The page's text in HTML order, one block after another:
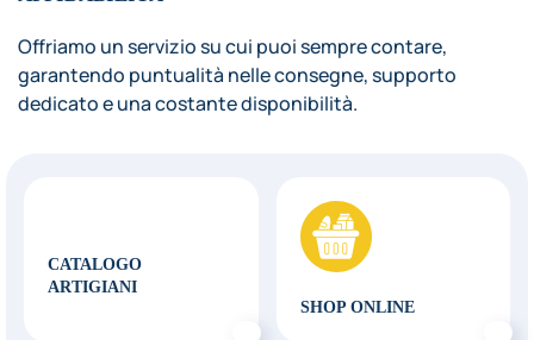
Offriamo un servizio su cui puoi sempre contare,
garantendo puntualità nelle consegne, supporto
dedicato e una costante disponibilità.
CATALOGO
ARTIGIANI
SHOP ONLINE